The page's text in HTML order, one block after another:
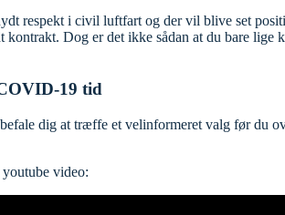
respekt i civil luftfart og der vil blive set
kontrakt. Dog er det ikke sådan at du bare
19 tid
dig at træffe et velinformeret valg før du
video: